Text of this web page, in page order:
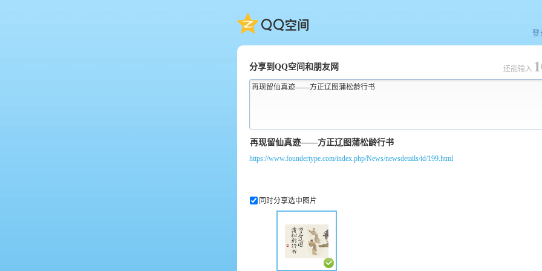
QQ空间
登
分享到QQ空间和朋友网
再现留仙真迹——方正辽图蒲松龄行书
还能输入
https://www.foundertype.com/index.php/News/newsdetails/id/199.html
同时分享选中图片